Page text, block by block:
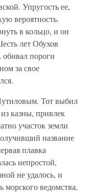
Упругость ее,
вероятность.
в кольцо, и он
лет Обухов
обивал пороги
за свое
Тот выбил
казны, привлек
участок земли
название
плавка
непростой,
не удалось, и
морского ведомства,